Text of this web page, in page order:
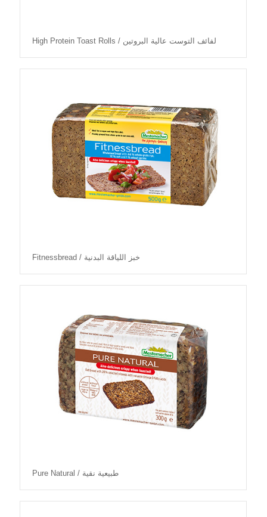
High Protein Toast Rolls / لفائف التوست عالية البروتين
Fitnessbread / خبز اللياقة البدنية
Pure Natural / طبيعية نقية